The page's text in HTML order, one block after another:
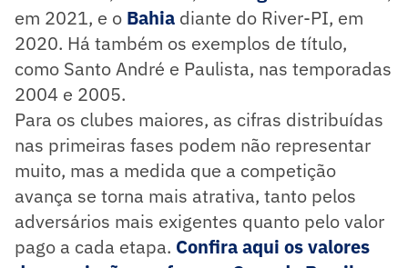
em 2021, e o Bahia diante do River-PI, em
2020. Há também os exemplos de título,
como Santo André e Paulista, nas temporadas
2004 e 2005.
Para os clubes maiores, as cifras distribuídas
nas primeiras fases podem não representar
muito, mas a medida que a competição
avança se torna mais atrativa, tanto pelos
adversários mais exigentes quanto pelo valor
pago a cada etapa. Confira aqui os valores